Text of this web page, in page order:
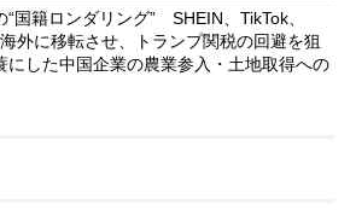
国籍ロンダリング” SHEIN、TikTok、
外に移転させ、トランプ関税の回避を狙
した中国企業の農業参入・土地取得への